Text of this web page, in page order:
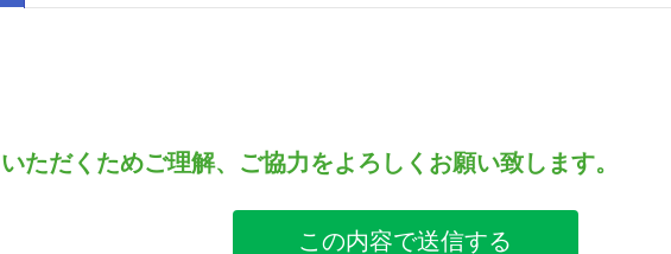
ただくためご理解、ご協力をよろしくお願い致します。